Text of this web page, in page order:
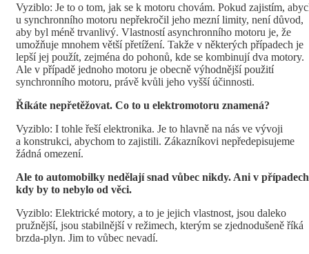
Vyziblo: Je to o tom, jak se k motoru chovám. Pokud zajistím,
u synchronního motoru nepřekročil jeho mezní limity, není důvod,
aby byl méně trvanlivý. Vlastností asynchronního motoru je, že
umožňuje mnohem větší přetížení. Takže v některých případech je
lepší jej použít, zejména do pohonů, kde se kombinují dva motory.
Ale v případě jednoho motoru je obecně výhodnější použití
synchronního motoru, právě kvůli jeho vyšší účinnosti.
Říkáte nepřetěžovat. Co to u elektromotoru znamená?
Vyziblo: I tohle řeší elektronika. Je to hlavně na nás ve vývoji
a konstrukci, abychom to zajistili. Zákazníkovi nepředepisujeme
žádná omezení.
Ale to automobilky nedělají snad vůbec nikdy. Ani v
kdy by to nebylo od věci.
Vyziblo: Elektrické motory, a to je jejich vlastnost, jsou daleko
pružnější, jsou stabilnější v režimech, kterým se zjednodušeně říká
brzda-plyn. Jim to vůbec nevadí.